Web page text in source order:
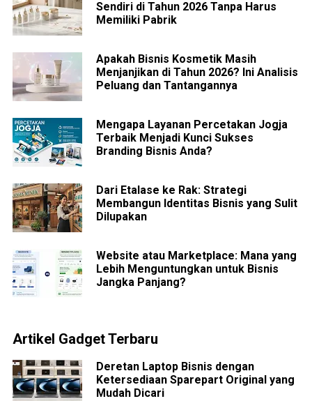
Sendiri di Tahun 2026 Tanpa Harus
Memiliki Pabrik
Apakah Bisnis Kosmetik Masih
Menjanjikan di Tahun 2026? Ini Analisis
Peluang dan Tantangannya
Mengapa Layanan Percetakan Jogja
Terbaik Menjadi Kunci Sukses
Branding Bisnis Anda?
Dari Etalase ke Rak: Strategi
Membangun Identitas Bisnis yang Sulit
Dilupakan
Website atau Marketplace: Mana yang
Lebih Menguntungkan untuk Bisnis
Jangka Panjang?
Artikel Gadget Terbaru
Deretan Laptop Bisnis dengan
Ketersediaan Sparepart Original yang
Mudah Dicari